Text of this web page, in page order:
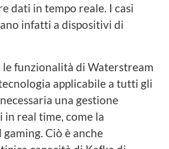
dati in tempo reale. I casi
infatti a dispositivi di
le funzionalità di Waterstream
applicabile a tutti gli
una gestione
real time, come la
gaming. Ciò è anche